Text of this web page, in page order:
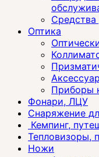
Оптика
Приборы
Фонари, ЛЦУ
Снаряжение
Кемпинг,
Тепловизоры,
Ножи